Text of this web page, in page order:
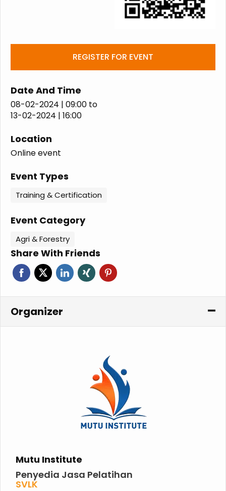
REGISTER FOR EVENT
Date And Time
08-02-2024 | 09:00 to
13-02-2024 | 16:00
Location
Online event
Event Types
Training & Certification
Event Category
Agri & Forestry
Share With Friends
Organizer
Mutu Institute
Penyedia Jasa Pelatihan
SVLK